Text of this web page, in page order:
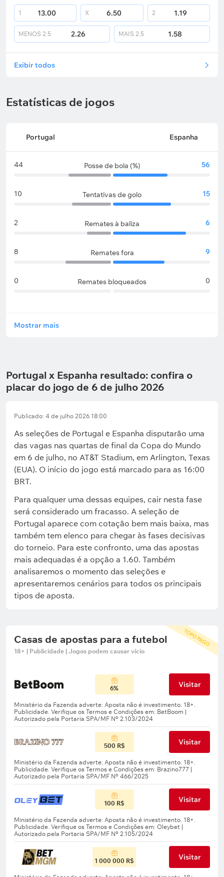
1 13.00 X 6.50 2 1.19
MENOS 2.5 2.26 MAIS 2.5 1.58
Exibir todos
Estatísticas de jogos
Portugal Espanha
44 Posse de bola (%) 56
10 Tentativas de golo 15
2 Remates à baliza 6
8 Remates fora 9
0 Remates bloqueados 0
Mostrar mais
Portugal x Espanha resultado: confira o
placar do jogo de 6 de julho 2026
Publicado: 4 de julho 2026 18:00
As seleções de Portugal e Espanha disputarão uma
das vagas nas quartas de final da Copa do Mundo
em 6 de julho, no AT&T Stadium, em Arlington, Texas
(EUA). O início do jogo está marcado para as 16:00
BRT.
Para qualquer uma dessas equipes, cair nesta fase
será considerado um fracasso. A seleção de
Portugal aparece com cotação bem mais baixa, mas
também tem elenco para chegar às fases decisivas
do torneio. Para este confronto, uma das apostas
mais adequadas é a opção a 1.60. Também
analisaremos o momento das seleções e
apresentaremos cenários para todos os principais
tipos de aposta.
TOPO PAGO
Casas de apostas para a futebol
18+ | Publicidade | Jogos podem causar vício
6% Visitar
500 R$ Visitar
100 R$ Visitar
1 000 000 R$ Visitar